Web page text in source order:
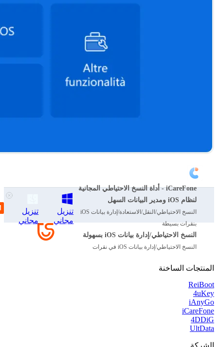
iCareFone - أداة النسخ الاحتياطي المجانية
لنظام iOS ومدير البيانات السهل
النسخ الاحتياطي/النقل/الاستعادة/إدارة بيانات iOS
بنقرات بسيطة
النسخ الاحتياطي/إدارة بيانات iOS بسهولة
النسخ الاحتياطي/إدارة بيانات iOS في نقرات
تنزيل
مجاني
تنزيل
مجاني
المنتجات الساخنة
ReiBoot
4uKey
iAnyGo
iCareFone
4DDiG
UltData
الشركة